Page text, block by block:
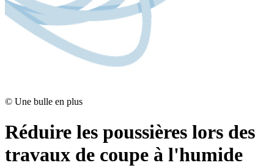
© Une bulle en plus
Réduire les poussières lors des
travaux de coupe à l'humide